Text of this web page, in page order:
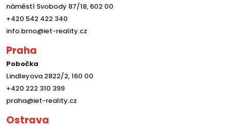
náměstí Svobody 87/18, 602 00
+420 542 422 340
info.brno@iet-reality.cz
Praha
Pobočka
Lindleyova 2822/2, 160 00
+420 222 310 399
praha@iet-reality.cz
Ostrava